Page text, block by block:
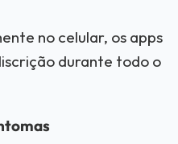
no celular, os apps
durante todo o